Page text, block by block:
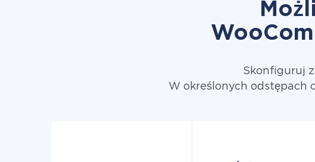
Skonfiguruj
W określonych odstępach